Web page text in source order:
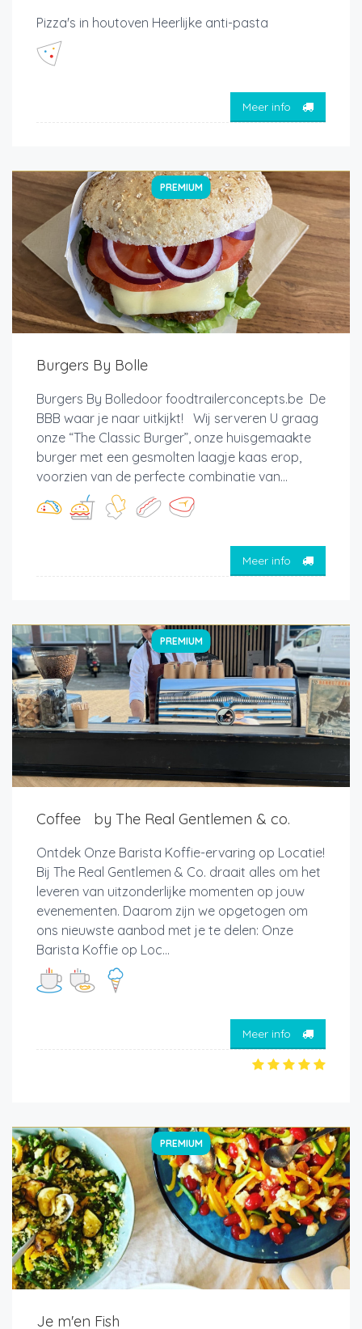
Pizza's in houtoven Heerlijke anti-pasta
Meer info
PREMIUM
Burgers By Bolle
Burgers By Bolledoor foodtrailerconcepts.be De
BBB waar je naar uitkijkt! Wij serveren U graag
onze “The Classic Burger”, onze huisgemaakte
burger met een gesmolten laagje kaas erop,
voorzien van de perfecte combinatie van...
Meer info
PREMIUM
Coffee by The Real Gentlemen & co.
Ontdek Onze Barista Koffie-ervaring op Locatie!
Bij The Real Gentlemen & Co. draait alles om het
leveren van uitzonderlijke momenten op jouw
evenementen. Daarom zijn we opgetogen om
ons nieuwste aanbod met je te delen: Onze
Barista Koffie op Loc...
Meer info
PREMIUM
Je m'en Fish